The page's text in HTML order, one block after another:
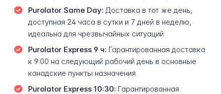
Purolator Same Day: Доставка в тот же день,
доступная 24 часа в сутки и 7 дней в неделю,
идеальна для чрезвычайных ситуаций
Purolator Express 9 ч: Гарантированная доставка
к 9:00 на следующий рабочий день в основные
канадские пункты назначения
Purolator Express 10:30: Гарантированная